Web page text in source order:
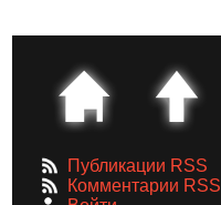
Публикации RSS
Комментарии RSS